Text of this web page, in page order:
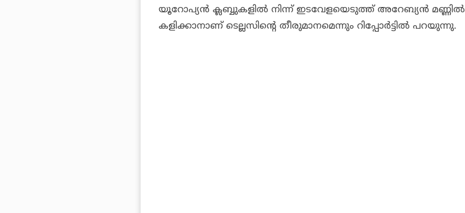
യൂറോപ്യന്‍ ക്ലബ്ബുകളില്‍ നിന്ന് ഇടവേളയെടുത്ത് അറേബ്യന്‍ മണ്ണില്‍
കളിക്കാനാണ് ടെല്ലസിന്റെ തീരുമാനമെന്നും റിപ്പോര്‍ട്ടില്‍ പറയുന്നു.